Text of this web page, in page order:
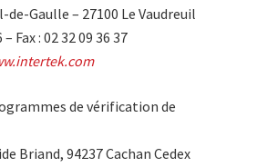
de-Gaulle – 27100 Le Vaudreuil
Fax : 02 32 09 36 37
de vérification de
Briand, 94237 Cachan Cedex